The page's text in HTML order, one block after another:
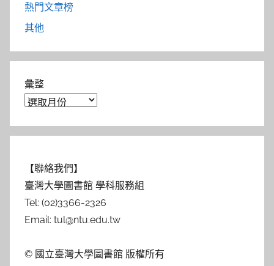
熱門文章榜
其他
彙整
【聯絡我們】
臺灣大學圖書館 學科服務組
Tel: (02)3366-2326
Email: tul@ntu.edu.tw
© 國立臺灣大學圖書館 版權所有